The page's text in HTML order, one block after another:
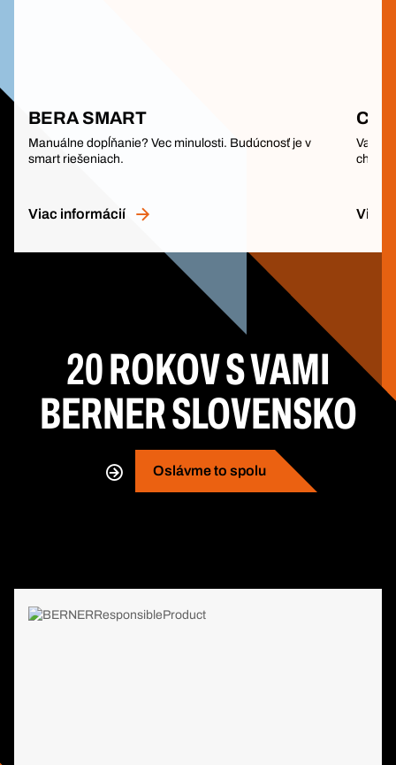
BERA SMART
Manuálne dopĺňanie? Vec minulosti. Budúcnosť je v
smart riešeniach.
Viac informácií
Vaše
Viac
20 ROKOV S VAMI
BERNER SLOVENSKO
Oslávme to spolu